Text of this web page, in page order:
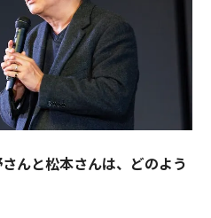
さんと松本さんは、どのよう